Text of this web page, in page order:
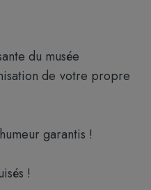
du musée
de votre propre
garantis !
!